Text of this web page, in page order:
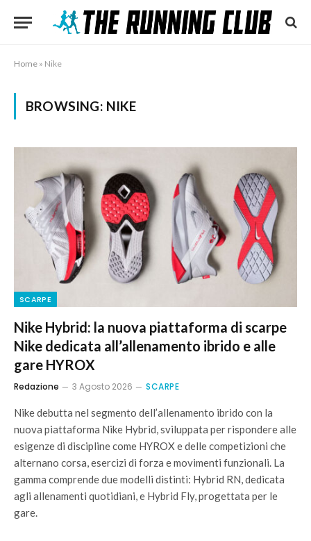
Home » Nike
BROWSING: NIKE
SCARPE
Nike Hybrid: la nuova piattaforma di scarpe
Nike dedicata all’allenamento ibrido e alle
gare HYROX
Redazione 3 Agosto 2026 SCARPE
Nike debutta nel segmento dell’allenamento ibrido con la
nuova piattaforma Nike Hybrid, sviluppata per rispondere alle
esigenze di discipline come HYROX e delle competizioni che
alternano corsa, esercizi di forza e movimenti funzionali. La
gamma comprende due modelli distinti: Hybrid RN, dedicata
agli allenamenti quotidiani, e Hybrid Fly, progettata per le
gare.